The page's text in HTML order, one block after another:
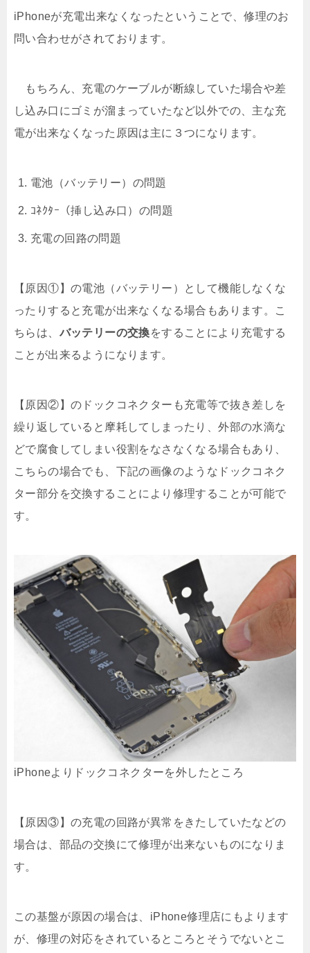
iPhoneが充電出来なくなったということで、修理のお
問い合わせがされております。
もちろん、充電のケーブルが断線していた場合や差
し込み口にゴミが溜まっていたなど以外での、主な充
電が出来なくなった原因は主に３つになります。
電池（バッテリー）の問題
ｺﾈｸﾀｰ（挿し込み口）の問題
充電の回路の問題
【原因①】の電池（バッテリー）として機能しなくな
ったりすると充電が出来なくなる場合もあります。こ
ちらは、 バッテリーの交換をすることにより充電する
ことが出来るようになります。
【原因②】のドックコネクターも充電等で抜き差しを
繰り返していると摩耗してしまったり、外部の水滴な
どで腐食してしまい役割をなさなくなる場合もあり、
こちらの場合でも、下記の画像のようなドックコネク
ター部分を交換することにより修理することが可能で
す。
iPhoneよりドックコネクターを外したところ
【原因③】の充電の回路が異常をきたしていたなどの
場合は、部品の交換にて修理が出来ないものになりま
す。
この基盤が原因の場合は、iPhone修理店にもよります
が、修理の対応をされているところとそうでないとこ